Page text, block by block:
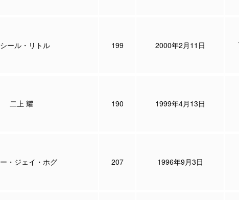
ール・リトル 199 2000年2月11日
二上 耀 190 1999年4月13日
・ジェイ・ホグ 207 1996年9月3日